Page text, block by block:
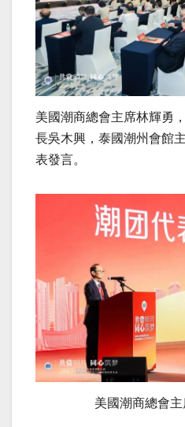
美國潮商總會主席林輝勇
長吳木興，泰國潮州會館
表發言。
美國潮商總會